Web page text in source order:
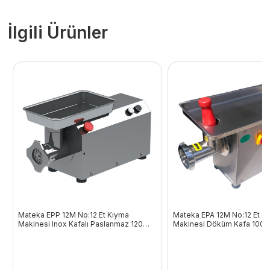
İlgili Ürünler
Mateka EPP 12M No:12 Et Kıyma
Makinesi Inox Kafalı Paslanmaz 120
Mateka EPA 12M No:12 Et
Makinesi Döküm Kafa 100